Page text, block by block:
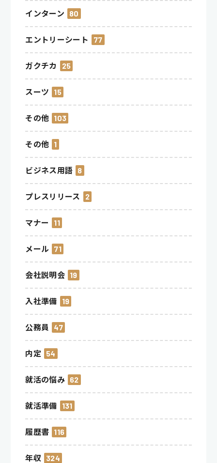
インターン 80
エントリーシート 77
ガクチカ 25
スーツ 15
その他 103
その他 1
ビジネス用語 8
プレスリリース 2
マナー 11
メール 71
会社説明会 19
入社準備 19
公務員 47
内定 54
就活の悩み 62
就活準備 131
履歴書 116
年収 324